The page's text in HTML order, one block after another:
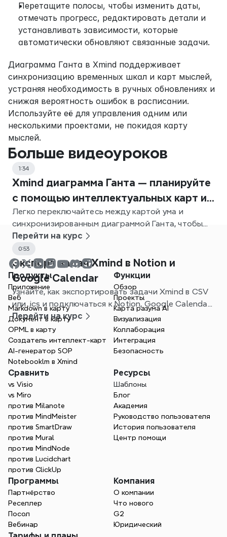
Перетащите полосы, чтобы изменить даты,
отмечать прогресс, редактировать детали и
устанавливать зависимости, которые
автоматически обновляют связанные задачи.
Диаграмма Ганта в Xmind поддерживает
синхронизацию временных шкал и карт мыслей,
устраняя необходимость в ручных обновлениях и
снижая вероятность ошибок в расписании.
Используйте её для управления одним или
несколькими проектами, не покидая карту
мыслей.
Больше видеоуроков
1:34
Xmind диаграмма Ганта — планируйте
с помощью интеллектуальных карт и
отслеживайте задачи
Легко переключайтесь между картой ума и
синхронизированным диаграммой Ганта, чтобы
планировать, устанавливать зависимости и
отслеживать проекты в Xmind.
Перейти на курс
0:53
Экспорт задач Xmind в Notion и
Google Calendar
Узнайте, как экспортировать задачи Xmind в CSV
или .ics и подключаться к Notion, Google Calendar
и другим приложениям для упрощения вашего
рабочего процесса.
Перейти на курс
Продукты
Приложение
Веб
Markdown в карту
Документ в карту
OPML в карту
Создатель интеллект-карт
AI-генератор SOP
Notebooklm в Xmind
Функции
Обзор
Проекты
Карта разума AI
Визуализация
Коллаборация
Интеграция
Безопасность
Сравнить
vs Visio
vs Miro
против Milanote
против MindMeister
против SmartDraw
против Mural
против MindNode
против Lucidchart
против ClickUp
Ресурсы
Шаблоны
Блог
Академия
Руководство пользователя
История пользователя
Центр помощи
Программы
Партнёрство
Реселлер
Посол
Вебинар
Компания
О компании
Что нового
G2
Юридический